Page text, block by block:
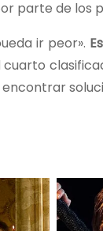
parte de los
ir peor».